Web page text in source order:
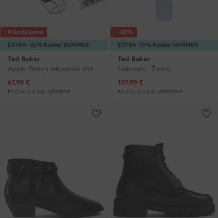
EXTRA -25% Kodas: SUMMER
Palanki kaina
Ted Baker
Apple Watch laikrodžio dirželis · Juoda
Dabartinė kaina
67,99 €
Mažiausia kaina79,00 €
EXTRA -15% Kodas: SUMMER
-20%
Ted Baker
Laikrodis · Žydra
Dabartinė kaina
107,99 €
Mažiausia kaina135,99 €